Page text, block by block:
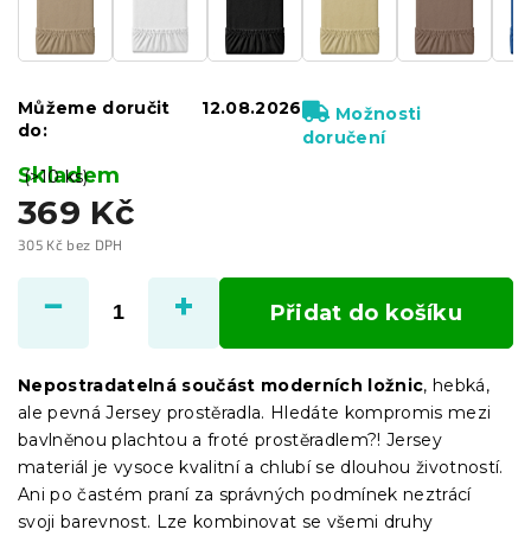
369 Kč
305 Kč bez DPH
cena:
Skladem
(>10 ks)
Můžeme doručit
do:
12.08.2026
Možnosti
doručení
Přidat do košíku
Nepostradatelná součást moderních ložnic, hebká,
ale pevná Jersey prostěradla. Hledáte kompromis mezi
bavlněnou plachtou a froté prostěradlem?! Jersey
materiál je vysoce kvalitní a chlubí se dlouhou životností.
Ani po častém praní za správných podmínek neztrácí
svoji barevnost. Lze kombinovat se všemi druhy